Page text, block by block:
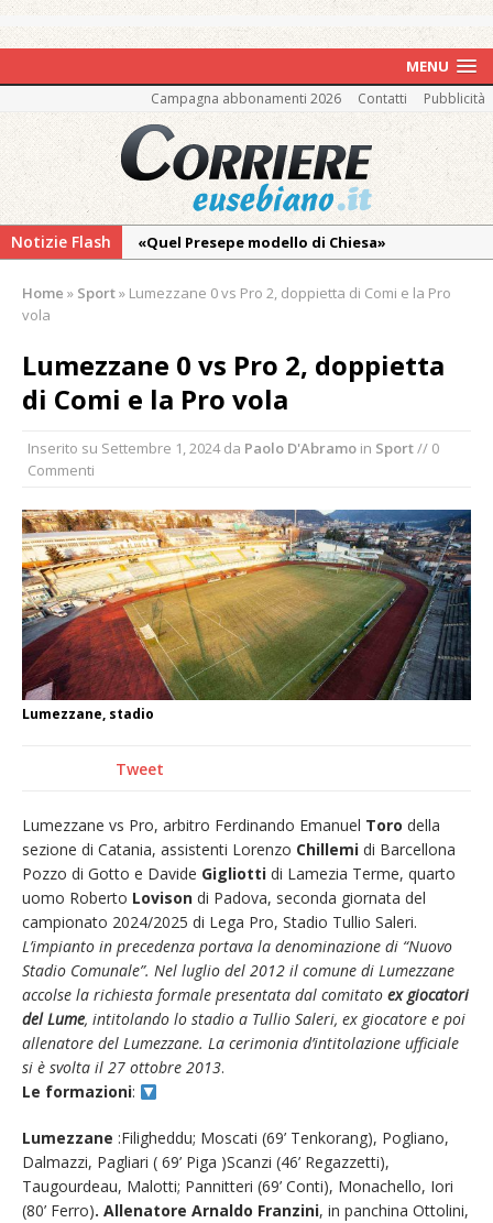
MENU
Campagna abbonamenti 2026 Contatti Pubblicità
Notizie Flash
«Quel Presepe modello di Chiesa»
Ringraziamento: convegno, messa e
Incendio sul Monte Barone: si estende il
fronte. Evacuato il rifugio e chiusi tutti i
Vercelli: in alcune vie nuova tracciatura delle
Nuovo fronte delle fiamme: vasto incendio
alle pendici del Monte Barone
Centinaia di vercellesi a Oropa per il
pellegrinaggio diocesano
Intervento dei vigili del fuoco per un
incendio di sterpaglie a Caresanablot
Dieci anni fa l’ingresso a Vercelli
Home » Sport» Lumezzane 0 vs Pro 2, doppietta di Comi e la Pro
vola
Lumezzane 0 vs Pro 2, doppietta
di Comi e la Pro vola
Inserito su Settembre 1, 2024da Paolo D'Abramo in Sport// 0
Commenti
Lumezzane, stadio
Tweet
Lumezzane vs Pro, arbitro Ferdinando Emanuel Toro della
sezione di Catania, assistenti Lorenzo Chillemi di Barcellona
Pozzo di Gotto e Davide Gigliotti di Lamezia Terme, quarto
uomo Roberto Lovison di Padova, seconda giornata del
campionato 2024/2025 di Lega Pro, Stadio Tullio Saleri.
L’impianto in precedenza portava la denominazione di “Nuovo
Stadio Comunale”. Nel luglio del 2012 il comune di Lumezzane
accolse la richiesta formale presentata dal comitato ex giocatori
del Lume, intitolando lo stadio a Tullio Saleri, ex giocatore e poi
allenatore del Lumezzane. La cerimonia d’intitolazione ufficiale
si è svolta il 27 ottobre 2013.
Le formazioni:
Lumezzane :Filigheddu; Moscati (69’ Tenkorang), Pogliano,
Dalmazzi, Pagliari ( 69’ Piga )Scanzi (46’ Regazzetti),
Taugourdeau, Malotti; Pannitteri (69’ Conti), Monachello, Iori
(80’ Ferro). Allenatore Arnaldo Franzini, in panchina Ottolini,